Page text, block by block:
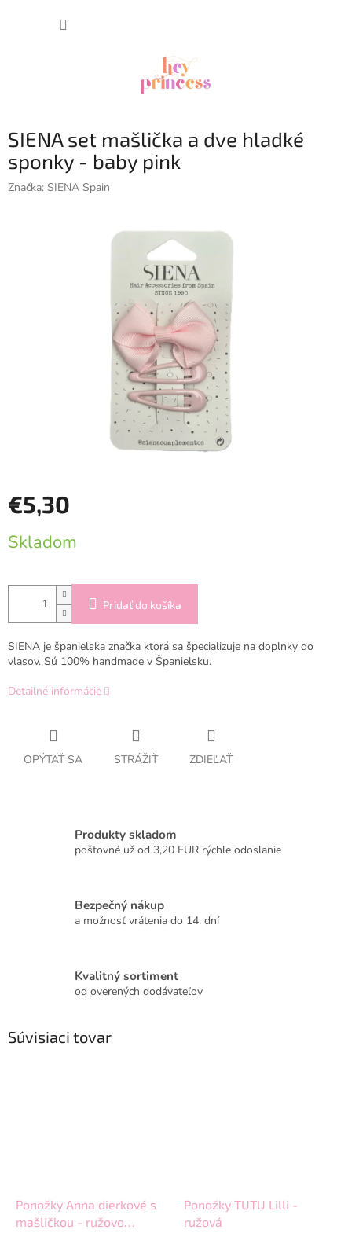
SIENA set mašlička a dve hladké
sponky - baby pink
Značka: SIENA Spain
€5,30
cena:
Skladom
Pridať do košíka
SIENA je španielska značka ktorá sa špecializuje na doplnky do
vlasov. Sú 100% handmade v Španielsku.
Detailné informácie
OPÝTAŤ SA STRÁŽIŤ ZDIEĽAŤ
Produkty skladom
poštovné už od 3,20 EUR rýchle odoslanie
Bezpečný nákup
a možnosť vrátenia do 14. dní
Kvalitný sortiment
od overených dodávateľov
Súvisiaci tovar
Ponožky Anna dierkové s
mašličkou - ružovo
Ponožky TUTU Lilli -
ružová